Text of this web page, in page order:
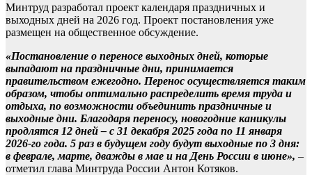
Минтруд разработал проект календаря праздничных и
выходных дней на 2026 год. Проект постановления уже
размещен на общественное обсуждение.
«Постановление о переносе выходных дней, которые
выпадают на праздничные дни, принимается
правительством ежегодно. Перенос осуществляется таким
образом, чтобы оптимально распределить время труда и
отдыха, по возможности объединить праздничные и
выходные дни. Благодаря переносу, новогодние каникулы
продлятся 12 дней – с 31 декабря 2025 года по 11 января
2026-го года. 5 раз в будущем году будут выходные по 3 дня:
в феврале, марте, дважды в мае и на День России в июне», –
отметил глава Минтруда России Антон Котяков.